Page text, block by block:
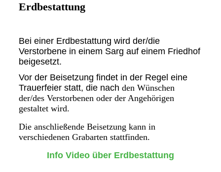
Erdbestattung
Bei einer Erdbestattung wird der/die
Verstorbene in einem Sarg auf einem Friedhof
beigesetzt.
Vor der Beisetzung findet in der Regel eine
Trauerfeier statt, die nach den Wünschen
der/des Verstorbenen oder der Angehörigen
gestaltet wird.
Die anschließende Beisetzung kann in
verschiedenen Grabarten stattfinden.
Info Video über Erdbestattung